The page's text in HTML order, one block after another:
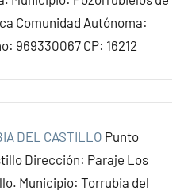
Comunidad Autónoma:
969330067 CP: 16212
DEL CASTILLO Punto
Dirección: Paraje Los
Municipio: Torrubia del